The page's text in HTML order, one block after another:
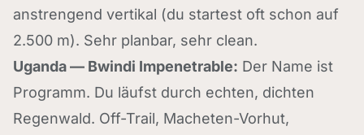
anstrengend vertikal (du startest oft schon auf
2.500 m). Sehr planbar, sehr clean.
Uganda — Bwindi Impenetrable: Der Name ist
Programm. Du läufst durch echten, dichten
Regenwald. Off-Trail, Macheten-Vorhut,